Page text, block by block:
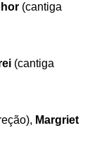
(cantiga
(cantiga
Margriet